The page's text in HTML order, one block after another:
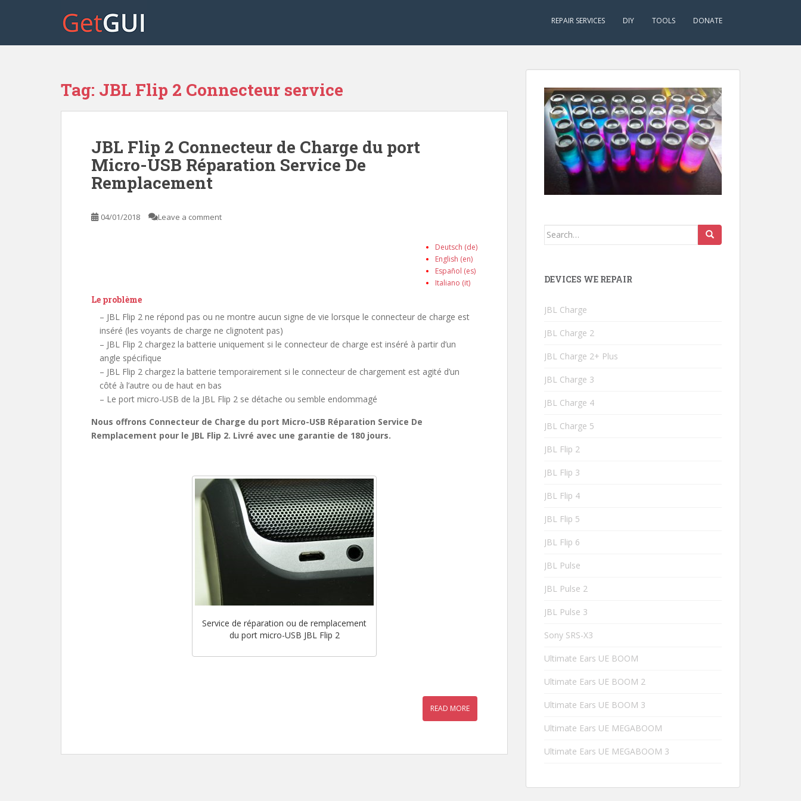
p
REPAIR SERVICES DIY TOOLS DONATE
Tag: JBL Flip 2 Connecteur service
JBL Flip 2 Connecteur de Charge du port
Micro-USB Réparation Service De
Remplacement
04/01/2018 Leave a comment
Deutsch (de)
English (en)
Español (es)
Italiano (it)
Le problème
– JBL Flip 2 ne répond pas ou ne montre aucun signe de vie lorsque le connecteur de charge est
inséré (les voyants de charge ne clignotent pas)
– JBL Flip 2 chargez la batterie uniquement si le connecteur de charge est inséré à partir d’un
angle spécifique
– JBL Flip 2 chargez la batterie temporairement si le connecteur de chargement est agité d’un
côté à l’autre ou de haut en bas
– Le port micro-USB de la JBL Flip 2 se détache ou semble endommagé
Nous offrons Connecteur de Charge du port Micro-USB Réparation Service De
Remplacement pour le JBL Flip 2. Livré avec une garantie de 180 jours.
Service de réparation ou de remplacement
du port micro-USB JBL Flip 2
READ MORE
Search
DEVICES WE REPAIR
JBL Charge
JBL Charge 2
JBL Charge 2+ Plus
JBL Charge 3
JBL Charge 4
JBL Charge 5
JBL Flip 2
JBL Flip 3
JBL Flip 4
JBL Flip 5
JBL Flip 6
JBL Pulse
JBL Pulse 2
JBL Pulse 3
Sony SRS-X3
Ultimate Ears UE BOOM
Ultimate Ears UE BOOM 2
Ultimate Ears UE BOOM 3
Ultimate Ears UE MEGABOOM
Ultimate Ears UE MEGABOOM 3